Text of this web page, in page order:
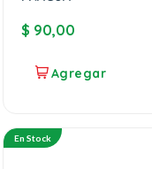
$ 90,00
En Stock